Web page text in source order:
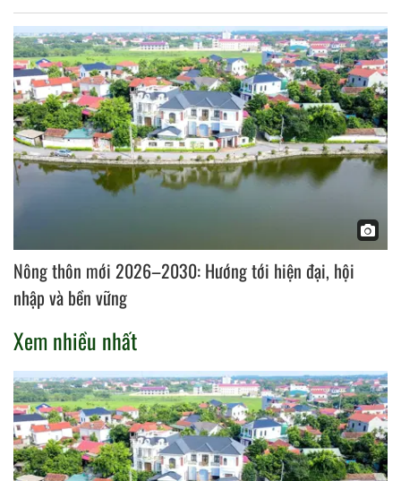
Nông thôn mới 2026–2030: Hướng tới hiện đại, hội
nhập và bền vững
Xem nhiều nhất